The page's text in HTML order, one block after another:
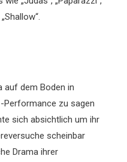
auf dem Boden in
Performance zu sagen
sich absichtlich um ihr
scheinbar
Drama ihrer